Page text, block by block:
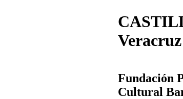
Veracruz
Fundación
Cultural